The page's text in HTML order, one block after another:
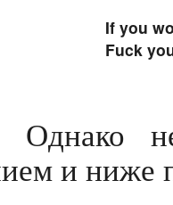
If you
Fuck
не
и ниже